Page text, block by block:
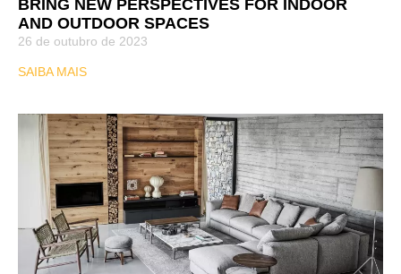
BRING NEW PERSPECTIVES FOR INDOOR
AND OUTDOOR SPACES
26 de outubro de 2023
SAIBA MAIS